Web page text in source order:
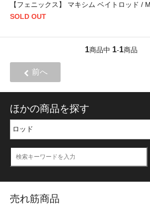
【フェニックス】 マキシム ベイトロッド /
SOLD OUT
1商品中 1-1商品
前へ
ほかの商品を探す
売れ筋商品